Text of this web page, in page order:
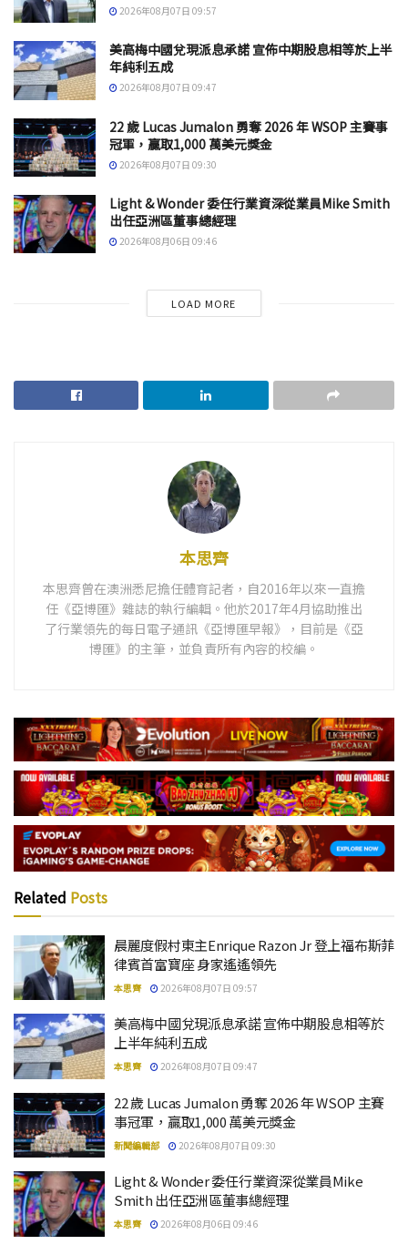
2026年08月07日 09:57
美高梅中國兌現派息承諾 宣佈中期股息相等於上半
年純利五成
2026年08月07日 09:47
22 歲 Lucas Jumalon 勇奪 2026 年 WSOP 主賽事
冠軍，贏取1,000 萬美元獎金
2026年08月07日 09:30
Light & Wonder 委任行業資深從業員Mike Smith
出任亞洲區董事總經理
2026年08月06日 09:46
LOAD MORE
本思齊
本思齊曾在澳洲悉尼擔任體育記者，自2016年以來一直擔
任《亞博匯》雜誌的執行編輯。他於2017年4月協助推出
了行業領先的每日電子通訊《亞博匯早報》，目前是《亞
博匯》的主筆，並負責所有內容的校編。
Related Posts
晨麗度假村東主Enrique Razon Jr 登上福布斯菲
律賓首富寶座 身家遙遙領先
本思齊 2026年08月07日 09:57
美高梅中國兌現派息承諾 宣佈中期股息相等於
上半年純利五成
本思齊 2026年08月07日 09:47
22 歲 Lucas Jumalon 勇奪 2026 年 WSOP 主賽
事冠軍，贏取1,000 萬美元獎金
新聞編輯部 2026年08月07日 09:30
Light & Wonder 委任行業資深從業員Mike
Smith 出任亞洲區董事總經理
本思齊 2026年08月06日 09:46